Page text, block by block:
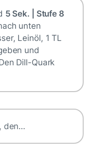
5 Sek. | Stufe 8
unten
Leinöl, 1 TL
und
Dill-Quark
den…